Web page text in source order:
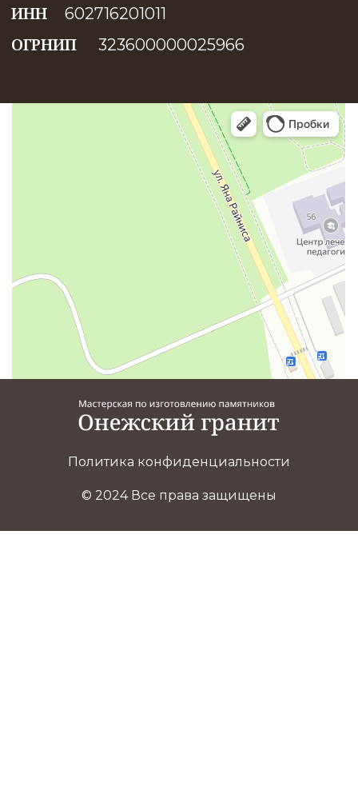
© 2024 Все права защищены
Политика конфиденциальности